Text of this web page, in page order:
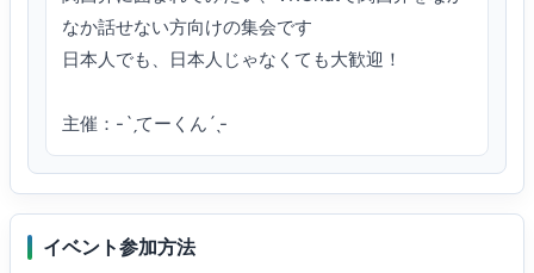
なか話せない方向けの集会です
日本人でも、日本人じゃなくても大歓迎！
主催：-ˋˏてーくんˊˎ-
イベント参加方法